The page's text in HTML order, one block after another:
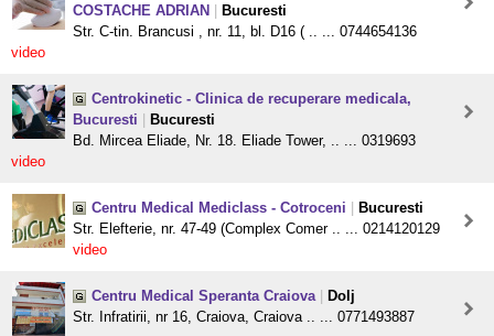
COSTACHE ADRIAN
Bucuresti
Str. C-tin. Brancusi , nr. 11, bl. D16 ( .. ... 0744654136
video
Centrokinetic - Clinica de recuperare medicala,
Bucuresti
Bucuresti
Bd. Mircea Eliade, Nr. 18. Eliade Tower, .. ... 0319693
video
Centru Medical Mediclass - Cotroceni
Bucuresti
Str. Elefterie, nr. 47-49 (Complex Comer .. ... 0214120129
video
Centru Medical Speranta Craiova
Dolj
Str. Infratirii, nr 16, Craiova, Craiova .. ... 0771493887